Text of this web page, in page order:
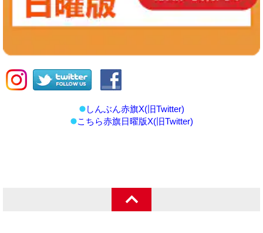
しんぶん赤旗X(旧Twitter)
こちら赤旗日曜版X(旧Twitter)